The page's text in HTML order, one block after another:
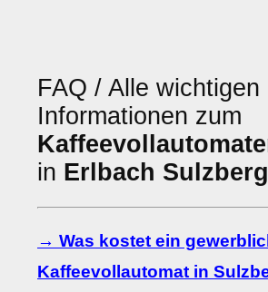
FAQ / Alle wichtigen
Informationen zum
in Erlbach Sulzberg
→ Was kostet ein
Kaffeevollautomat in